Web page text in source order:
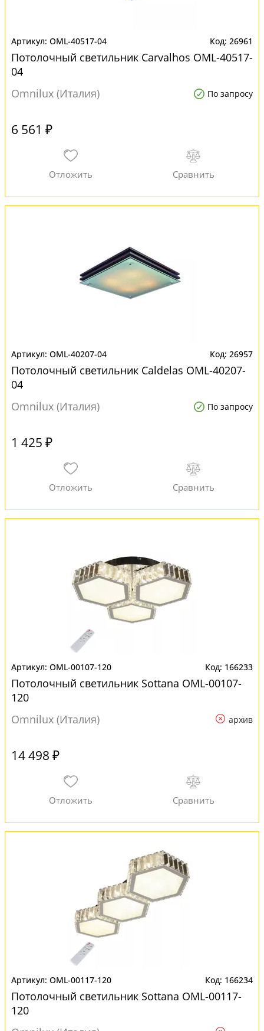
OML-40517-04 26961
Потолочный светильник Carvalhos OML-40517-
04
Omnilux (Италия)
По запросу
6 561 ₽
OML-40207-04 26957
Потолочный светильник Caldelas OML-40207-
04
Omnilux (Италия)
По запросу
1 425 ₽
OML-00107-120 166233
Потолочный светильник Sottana OML-00107-
120
Omnilux (Италия)
архив
14 498 ₽
OML-00117-120 166234
Потолочный светильник Sottana OML-00117-
120